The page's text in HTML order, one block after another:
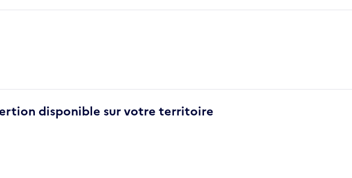
disponible sur votre territoire